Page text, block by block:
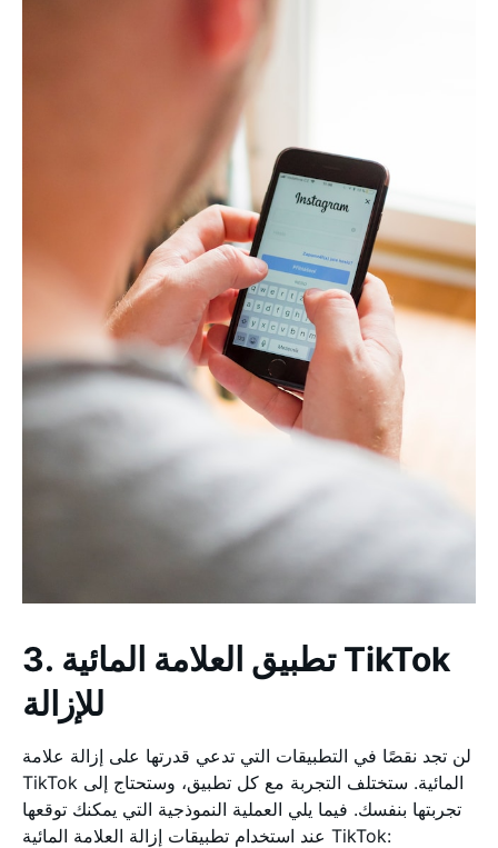
3. تطبيق العلامة المائية TikTok
للإزالة
لن تجد نقصًا في التطبيقات التي تدعي قدرتها على إزالة علامة
TikTok المائية. ستختلف التجربة مع كل تطبيق، وستحتاج إلى
تجربتها بنفسك. فيما يلي العملية النموذجية التي يمكنك توقعها
عند استخدام تطبيقات إزالة العلامة المائية TikTok: